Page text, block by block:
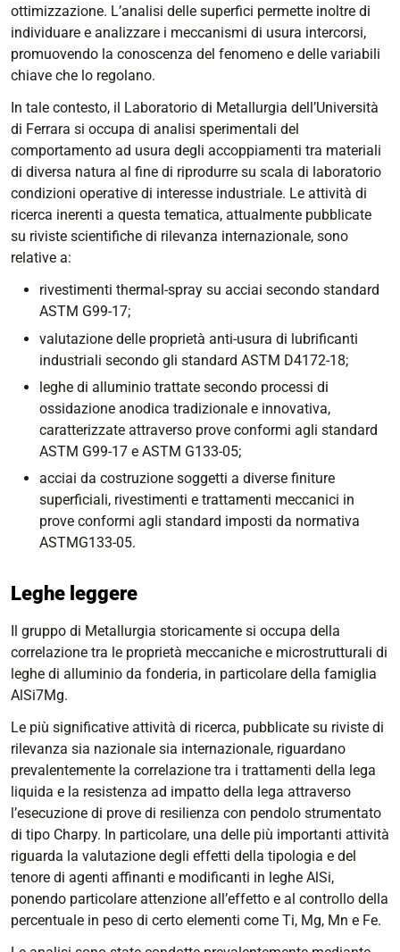
ottimizzazione. L’analisi delle superfici permette inoltre di
individuare e analizzare i meccanismi di usura intercorsi,
promuovendo la conoscenza del fenomeno e delle variabili
chiave che lo regolano.
In tale contesto, il Laboratorio di Metallurgia dell’Università
di Ferrara si occupa di analisi sperimentali del
comportamento ad usura degli accoppiamenti tra materiali
di diversa natura al fine di riprodurre su scala di laboratorio
condizioni operative di interesse industriale. Le attività di
ricerca inerenti a questa tematica, attualmente pubblicate
su riviste scientifiche di rilevanza internazionale, sono
relative a:
rivestimenti thermal-spray su acciai secondo standard
ASTM G99-17;
valutazione delle proprietà anti-usura di lubrificanti
industriali secondo gli standard ASTM D4172-18;
leghe di alluminio trattate secondo processi di
ossidazione anodica tradizionale e innovativa,
caratterizzate attraverso prove conformi agli standard
ASTM G99-17 e ASTM G133-05;
acciai da costruzione soggetti a diverse finiture
superficiali, rivestimenti e trattamenti meccanici in
prove conformi agli standard imposti da normativa
ASTMG133-05.
Leghe leggere
Il gruppo di Metallurgia storicamente si occupa della
correlazione tra le proprietà meccaniche e microstrutturali di
leghe di alluminio da fonderia, in particolare della famiglia
AlSi7Mg.
Le più significative attività di ricerca, pubblicate su riviste di
rilevanza sia nazionale sia internazionale, riguardano
prevalentemente la correlazione tra i trattamenti della lega
liquida e la resistenza ad impatto della lega attraverso
l’esecuzione di prove di resilienza con pendolo strumentato
di tipo Charpy. In particolare, una delle più importanti attività
riguarda la valutazione degli effetti della tipologia e del
tenore di agenti affinanti e modificanti in leghe AlSi,
ponendo particolare attenzione all’effetto e al controllo della
percentuale in peso di certo elementi come Ti, Mg, Mn e Fe.